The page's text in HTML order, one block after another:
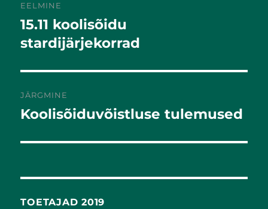
EELMINE
Eelmine
postitus:
15.11 koolisõidu
stardijärjekorrad
JÄRGMINE
Järgmine
Koolisõiduvõistluse tulemused
TOETAJAD 2019